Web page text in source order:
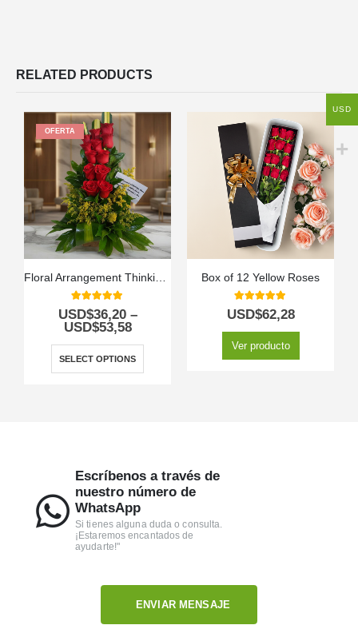
RELATED PRODUCTS
OFERTA
5.00out of 5
USD$36,20 –
USD$53,58
SELECT OPTIONS
Box of 12 Yellow Roses
5.00 out of 5
USD$62,28
Ver producto
Escríbenos a través de
nuestro número de
WhatsApp
Si tienes alguna duda o consulta.
¡Estaremos encantados de
ayudarte!"
ENVIAR MENSAJE
USD